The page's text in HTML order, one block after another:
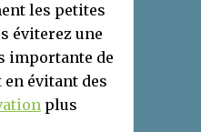
les petites
éviterez une
importante de
en évitant des
plus